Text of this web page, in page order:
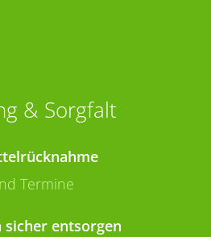
& Sorgfalt
Termine
sicher entsorgen